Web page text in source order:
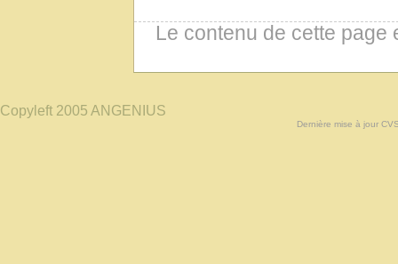
Le contenu de cette
Copyleft 2005 ANGENIUS
Dernière mise à jour